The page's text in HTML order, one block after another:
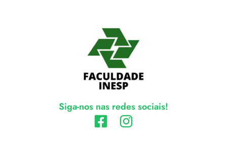
Siga-nos nas redes sociais!